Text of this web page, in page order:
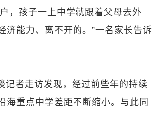
，孩子一上中学就跟着父母去外
能力、离不开的。”一名家长告诉
者走访发现，经过前些年的持续
海重点中学差距不断缩小。与此同